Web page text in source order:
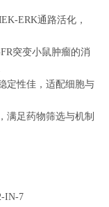
ERK通路活化，
突变小鼠肿瘤的消
定性佳，适配细胞与
满足药物筛选与机制
IN-7